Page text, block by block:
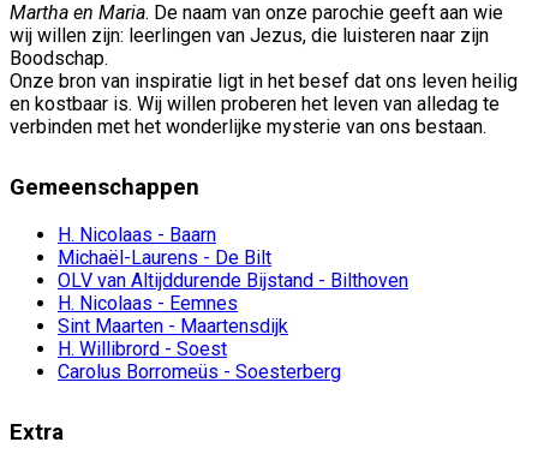
Martha en Maria. De naam van onze parochie geeft aan wie
wij willen zijn: leerlingen van Jezus, die luisteren naar zijn
Boodschap.
Onze bron van inspiratie ligt in het besef dat ons leven heilig
en kostbaar is. Wij willen proberen het leven van alledag te
verbinden met het wonderlijke mysterie van ons bestaan.
Gemeenschappen
H. Nicolaas - Baarn
Michaël-Laurens - De Bilt
OLV van Altijddurende Bijstand - Bilthoven
H. Nicolaas - Eemnes
Sint Maarten - Maartensdijk
H. Willibrord - Soest
Carolus Borromeüs - Soesterberg
Extra